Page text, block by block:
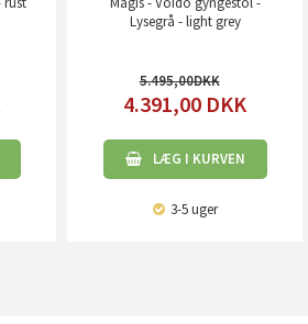
Lysegrå - light grey
5.495,00
4.391,00 DKK
LÆG I KURVEN
3-5 uger